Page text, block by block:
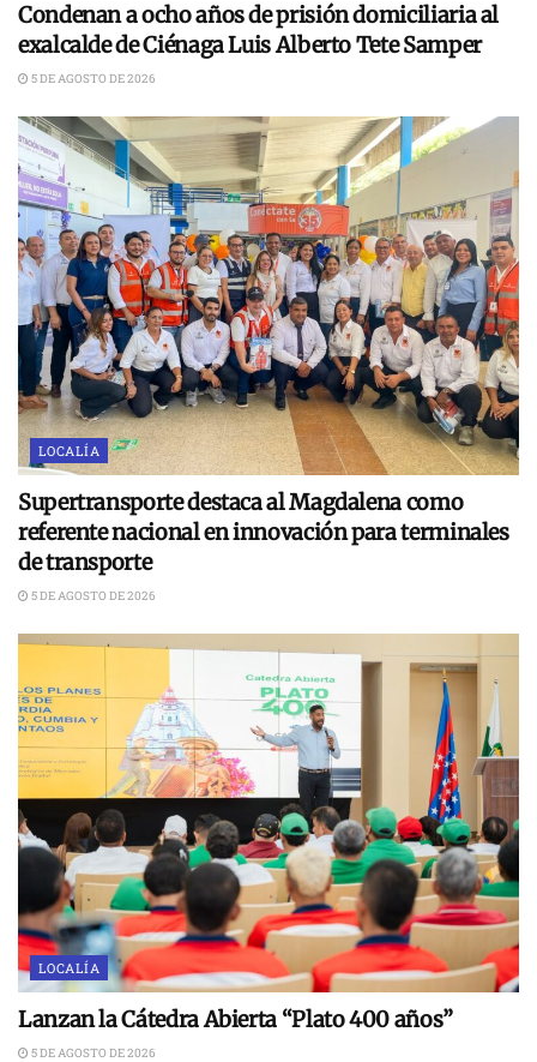
Condenan a ocho años de prisión domiciliaria al
exalcalde de Ciénaga Luis Alberto Tete Samper
5 DE AGOSTO DE 2026
LOCALÍA
Supertransporte destaca al Magdalena como
referente nacional en innovación para terminales
de transporte
5 DE AGOSTO DE 2026
LOCALÍA
Lanzan la Cátedra Abierta “Plato 400 años”
5 DE AGOSTO DE 2026